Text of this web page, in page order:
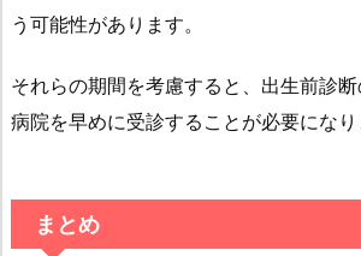
う可能性があります。
それらの期間を考慮すると、出生前診
病院を早めに受診することが必要になり
まとめ